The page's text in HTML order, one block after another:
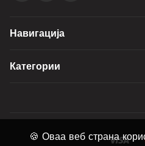
Навигација
Категории
🍪 Оваа веб страна